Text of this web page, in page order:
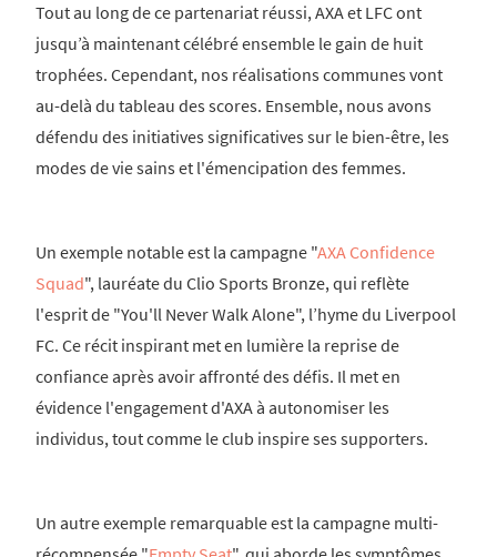
Tout au long de ce partenariat réussi, AXA et LFC ont
jusqu’à maintenant célébré ensemble le gain de huit
trophées. Cependant, nos réalisations communes vont
au-delà du tableau des scores. Ensemble, nous avons
défendu des initiatives significatives sur le bien-être, les
modes de vie sains et l'émencipation des femmes.
Un exemple notable est la campagne "AXA Confidence
Squad", lauréate du Clio Sports Bronze, qui reflète
l'esprit de "You'll Never Walk Alone", l’hyme du Liverpool
FC. Ce récit inspirant met en lumière la reprise de
confiance après avoir affronté des défis. Il met en
évidence l'engagement d'AXA à autonomiser les
individus, tout comme le club inspire ses supporters.
Un autre exemple remarquable est la campagne multi-